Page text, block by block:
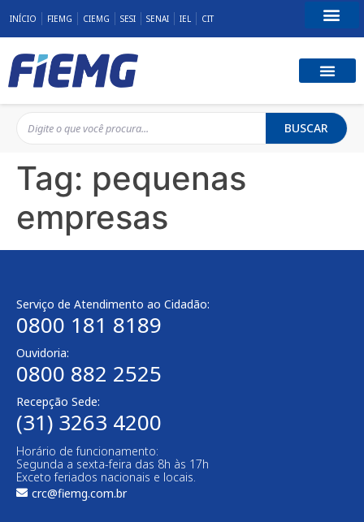
INÍCIO FIEMG CIEMG SESI SENAI IEL CIT
BUSCAR
Tag: pequenas
empresas
Serviço de Atendimento ao Cidadão:
0800 181 8189
Ouvidoria:
0800 882 2525
Recepção Sede:
(31) 3263 4200
Horário de funcionamento:
Segunda a sexta-feira das 8h às 17h
Exceto feriados nacionais e locais.
crc@fiemg.com.br